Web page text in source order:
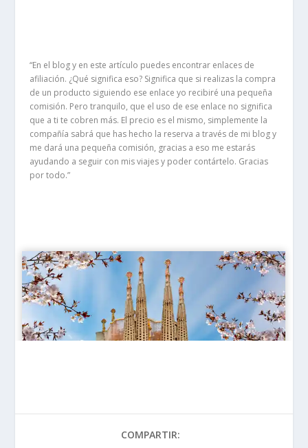
“En el blog y en este artículo puedes encontrar enlaces de
afiliación. ¿Qué significa eso? Significa que si realizas la compra
de un producto siguiendo ese enlace yo recibiré una pequeña
comisión. Pero tranquilo, que el uso de ese enlace no significa
que a ti te cobren más. El precio es el mismo, simplemente la
compañía sabrá que has hecho la reserva a través de mi blog y
me dará una pequeña comisión, gracias a eso me estarás
ayudando a seguir con mis viajes y poder contártelo. Gracias
por todo.”
COMPARTIR: